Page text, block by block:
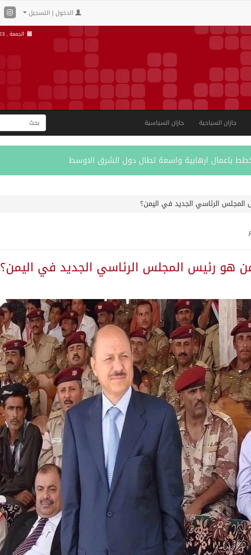
الدخول | التسجيل
الجمعة , 23 صفر 1448 هـ ,
جازان السياحية جازان السياسية
باعمال ارهابية واسعة تطال دول الشرق الاوسط
فلسطينيًا
الحرمين الشريفين للعمرة والزيارة في المدينة المنورة
قوات يمنية جراء هجوم حوثي غادر
والعراقية وإيران للإعداد لاعتداءات تستهدف المملكة
مركز الحكامية
الرئاسي الجديد في اليمن؟
هو رئيس المجلس الرئاسي الجديد في اليمن؟